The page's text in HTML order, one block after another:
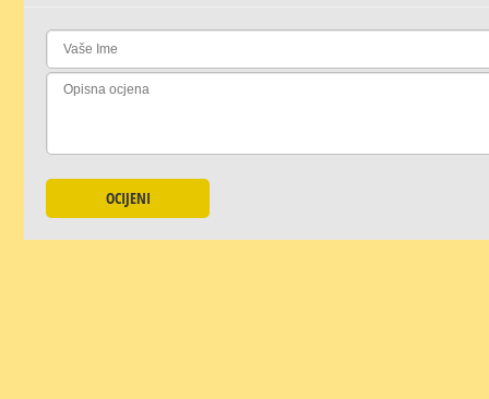
OCIJENI